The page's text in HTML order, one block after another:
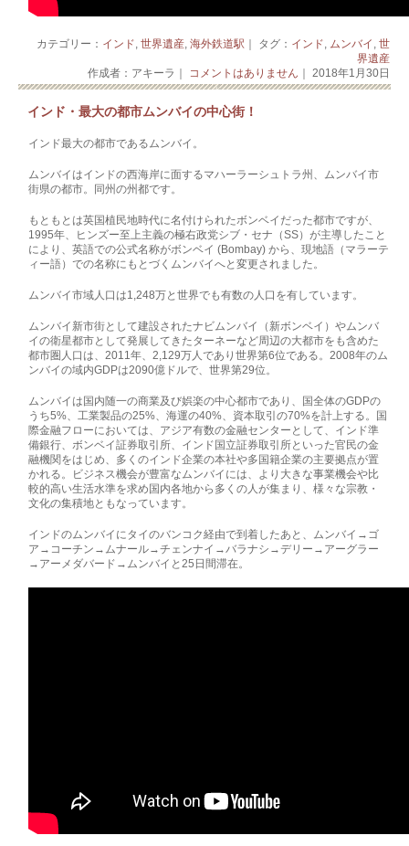
カテゴリー： インド 世界遺産, 海外鉄道駅 ｜ タグ： インド ムンバイ 世
界遺産
作成者：アキーラ｜
コメントはありません ｜ 2018年1月30日
インド・最大の都市ムンバイの中心街！
インド最大の都市であるムンバイ。
ムンバイはインドの西海岸に面するマハーラーシュトラ州、ムンバイ市
街県の都市­。同州の州都です。
もともとは英国植民地時代に名付けられたボンベイだった都市ですが、
1995年、ヒンズー至上主義の極右政党シブ・セナ（SS）が主導したこと
により、英­語での公式名称がボンベイ (Bombay) から、現地語（マラーテ
ィー語）での名称にもとづくムンバイへと変更されました。
ムンバイ市域人口は1,248万と世界でも有数の人口を有しています。
ムンバイ新市街として建設されたナビ­ムンバイ（新ボンベイ）やムンバ
イの衛星都市として発展してきたターネーなど周辺の大­都市をも含めた
都市圏人口は、2011年、2,129万人であり世界第6位である。2­008年のム
ンバイの域内GDPは2090億ドルで、世界第29位。
ムンバイは国内随一の商業及び娯楽の中心都市であり、国全体のGDPの
うち5%、工業­製品の25%、海運の40%、資本取引の70%を計上する。国
際金融フローにおいては­、アジア有数の金融センターとして、インド準
備銀行、ボンベイ証券取引所、インド国立­証券取引所といった官民の金
融機関をはじめ、多くのインド企業の本社や多国籍企業の主­要拠点が置
かれる。ビジネス機会が豊富なムンバイには、より大きな事業機会や比
較的高­い生活水準を求め国内各地から多くの人が集まり、様々な宗教・
文化の集積地ともなって­います。
インドのムンバイに­タイのバンコク経由で到着したあと、ムンバイ→ゴ
ア→コーチン→ムナール→チェンナイ→バラナ­シ→デリー→アーグラー
→アーメダバード→ムンバイと25日間滞在。